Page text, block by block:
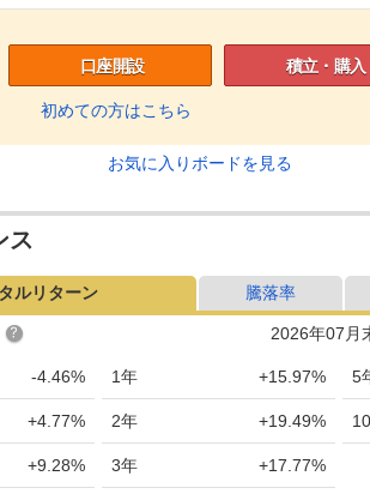
口座開設
初めての方はこちら
積立・購入
お気に入りボードを見る
ス
ルリターン 騰落率
2026年07月
-4.46%
+4.77%
+9.28%
1年 +15.97%
2年 +19.49%
3年 +17.77%
5